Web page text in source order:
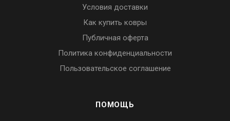
Условия доставки
Как купить ковры
Публичная оферта
Политика конфиденциальности
Пользовательское соглашение
ПОМОЩЬ